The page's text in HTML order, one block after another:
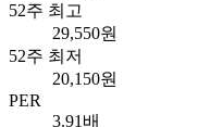
52주 최고
29,550원
52주 최저
20,150원
PER
3.91배